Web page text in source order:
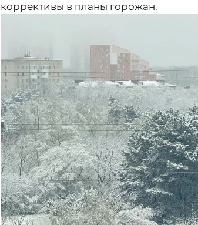
коррективы в планы горожан.